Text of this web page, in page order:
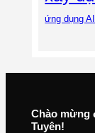
ứng dụng AI
Chào mừng
Tuyên!